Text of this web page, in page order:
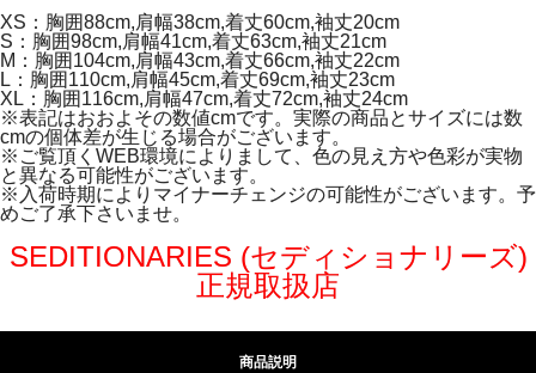
XS：胸囲88cm,肩幅38cm,着丈60cm,袖丈20cm
S：胸囲98cm,肩幅41cm,着丈63cm,袖丈21cm
M：胸囲104cm,肩幅43cm,着丈66cm,袖丈22cm
L：胸囲110cm,肩幅45cm,着丈69cm,袖丈23cm
XL：胸囲116cm,肩幅47cm,着丈72cm,袖丈24cm
※表記はおおよその数値cmです。実際の商品とサイズには数
cmの個体差が生じる場合がございます。
※ご覧頂くWEB環境によりまして、色の見え方や色彩が実物
と異なる可能性がございます。
※入荷時期によりマイナーチェンジの可能性がございます。予
めご了承下さいませ。
SEDITIONARIES (セディショナリーズ)
正規取扱店
商品説明